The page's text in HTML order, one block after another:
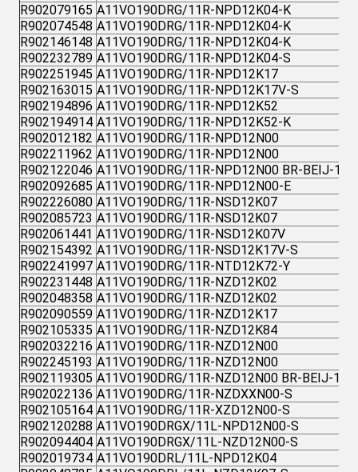
R902079165 A11VO190DRG/11R-NPD12K04-K
R902074548 A11VO190DRG/11R-NPD12K04-K
R902146148 A11VO190DRG/11R-NPD12K04-K
R902232789 A11VO190DRG/11R-NPD12K04-S
R902251945 A11VO190DRG/11R-NPD12K17
R902163015 A11VO190DRG/11R-NPD12K17V-S
R902194896 A11VO190DRG/11R-NPD12K52
R902194914 A11VO190DRG/11R-NPD12K52-K
R902012182 A11VO190DRG/11R-NPD12N00
R902211962 A11VO190DRG/11R-NPD12N00
R902122046 A11VO190DRG/11R-NPD12N00 BR-BEIJ-1
R902092685 A11VO190DRG/11R-NPD12N00-E
R902226080 A11VO190DRG/11R-NSD12K07
R902085723 A11VO190DRG/11R-NSD12K07
R902061441 A11VO190DRG/11R-NSD12K07V
R902154392 A11VO190DRG/11R-NSD12K17V-S
R902241997 A11VO190DRG/11R-NTD12K72-Y
R902231448 A11VO190DRG/11R-NZD12K02
R902048358 A11VO190DRG/11R-NZD12K02
R902090559 A11VO190DRG/11R-NZD12K17
R902105335 A11VO190DRG/11R-NZD12K84
R902032216 A11VO190DRG/11R-NZD12N00
R902245193 A11VO190DRG/11R-NZD12N00
R902119305 A11VO190DRG/11R-NZD12N00 BR-BEIJ-1
R902022136 A11VO190DRG/11R-NZDXXN00-S
R902105164 A11VO190DRG/11R-XZD12N00-S
R902120288 A11VO190DRGX/11L-NPD12N00-S
R902094404 A11VO190DRGX/11L-NZD12N00-S
R902019734 A11VO190DRL/11L-NPD12K04